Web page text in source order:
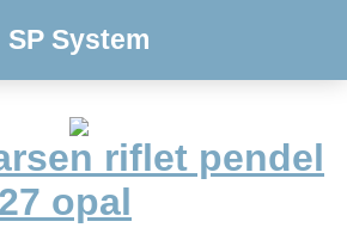
SP System
riflet pendel
opal